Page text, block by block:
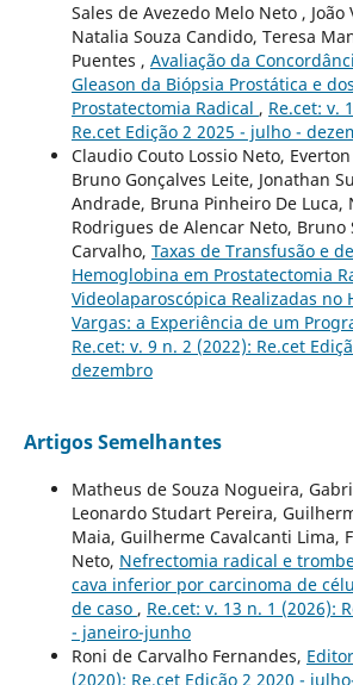
Sales de Avezedo Melo Neto , João
Natalia Souza Candido, Teresa
Puentes , Avaliação da
Gleason da Biópsia Prostática e
Prostatectomia Radical , Re.cet: v.
Re.cet Edição 2 2025 - julho -
Claudio Couto Lossio Neto,
Bruno Gonçalves Leite, Jonathan
Andrade, Bruna Pinheiro De Luca,
Rodrigues de Alencar Neto, Bruno
Carvalho, Taxas de Transfusão e
Hemoglobina em Prostatectomia
Videolaparoscópica Realizadas no
Vargas: a Experiência de um
Re.cet: v. 9 n. 2 (2022): Re.cet
dezembro
Artigos Semelhantes
Matheus de Souza Nogueira,
Leonardo Studart Pereira,
Maia, Guilherme Cavalcanti Lima,
Neto, Nefrectomia radical e
cava inferior por carcinoma de
de caso , Re.cet: v. 13 n. 1 (2026):
- janeiro-junho
Roni de Carvalho Fernandes,
(2020): Re.cet Edição 2 2020 -